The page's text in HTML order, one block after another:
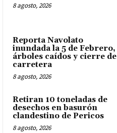
8 agosto, 2026
Reporta Navolato
inundada la 5 de Febrero,
árboles caídos y cierre de
carretera
8 agosto, 2026
Retiran 10 toneladas de
desechos en basurón
clandestino de Pericos
8 agosto, 2026